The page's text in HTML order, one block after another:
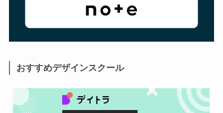
おすすめデザインスクール